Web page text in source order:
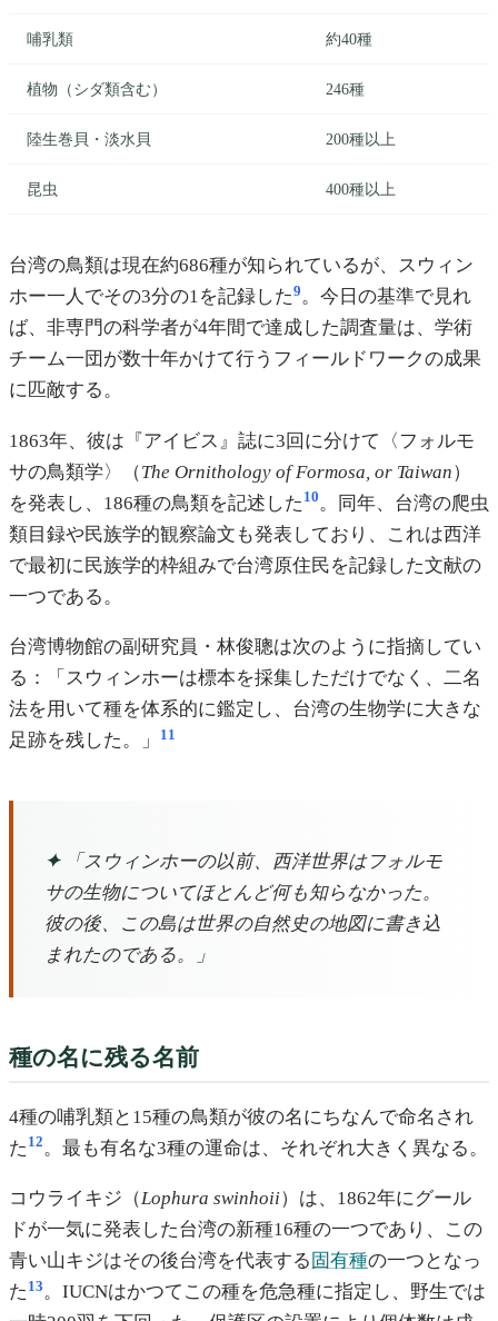
哺乳類 約40種
植物（シダ類含む） 246種
陸生巻貝・淡水貝 200種以上
昆虫 400種以上
台湾の鳥類は現在約686種が知られているが、スウィン
ホー一人でその3分の1を記録した9。今日の基準で見れ
ば、非専門の科学者が4年間で達成した調査量は、学術
チーム一団が数十年かけて行うフィールドワークの成果
に匹敵する。
1863年、彼は『アイビス』誌に3回に分けて〈フォルモ
サの鳥類学〉（The Ornithology of Formosa, or Taiwan）
を発表し、186種の鳥類を記述した 10。同年、台湾の爬虫
類目録や民族学的観察論文も発表しており、これは西洋
で最初に民族学的枠組みで台湾原住民を記録した文献の
一つである。
台湾博物館の副研究員・林俊聰は次のように指摘してい
る：「スウィンホーは標本を採集しただけでなく、二名
法を用いて種を体系的に鑑定し、台湾の生物学に大きな
足跡を残した。」
11
✦「スウィンホーの以前、西洋世界はフォルモ
サの生物についてほとんど何も知らなかった。
彼の後、この島は世界の自然史の地図に書き込
まれたのである。」
種の名に残る名前
4種の哺乳類と15種の鳥類が彼の名にちなんで命名され
た 12 。最も有名な3種の運命は、それぞれ大きく異なる。
コウライキジ（Lophura swinhoii）は、1862年にグール
ドが一気に発表した台湾の新種16種の一つであり、この
青い山キジはその後台湾を代表する 固有種の一つとなっ
た 13。IUCNはかつてこの種を危急種に指定し、野生では